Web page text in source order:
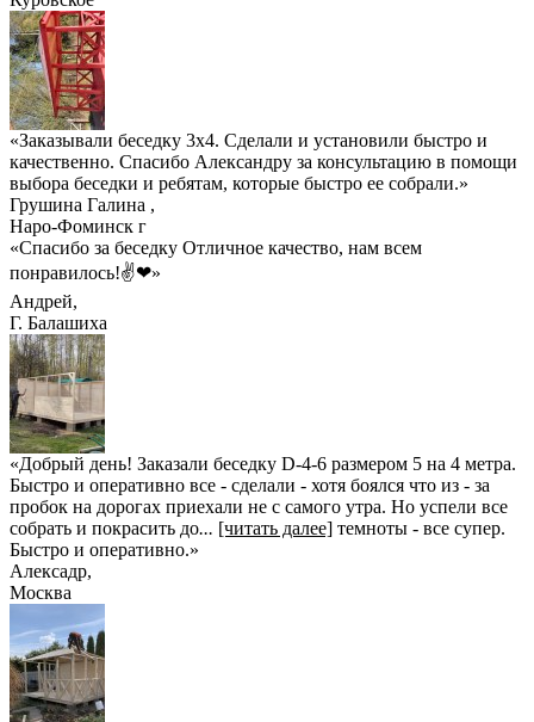
«Заказывали беседку 3х4. Сделали и установили быстро и
качественно. Спасибо Александру за консультацию в помощи
выбора беседки и ребятам, которые быстро ее собрали.»
Грушина Галина ,
Наро-Фоминск г
«Спасибо за беседку Отличное качество, нам всем
понравилось!✌❤»
Андрей,
Г. Балашиха
«Добрый день! Заказали беседку D-4-6 размером 5 на 4 метра.
Быстро и оперативно все - сделали - хотя боялся что из - за
пробок на дорогах приехали не с самого утра. Но успели все
собрать и покрасить до... [читать далее] темноты - все супер.
Быстро и оперативно.»
Алексадр,
Москва